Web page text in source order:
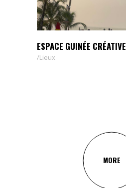
ESPACE GUINÉE CRÉATIVE
Lieux
MORE